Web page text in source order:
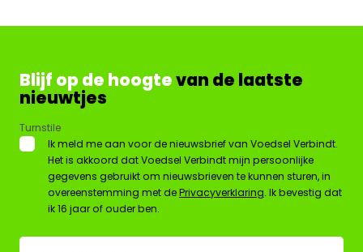
Blijf op de hoogtevan de laatste
nieuwtjes
E-
*
Ik meld me aan voor de nieuwsbrief van Voedsel Verbindt.
Het is akkoord dat Voedsel Verbindt mijn persoonlijke
gegevens gebruikt om nieuwsbrieven te kunnen sturen, in
overeenstemming met dePrivacyverklaring. Ik bevestig dat
ik 16 jaar of ouder ben.
Turnstile